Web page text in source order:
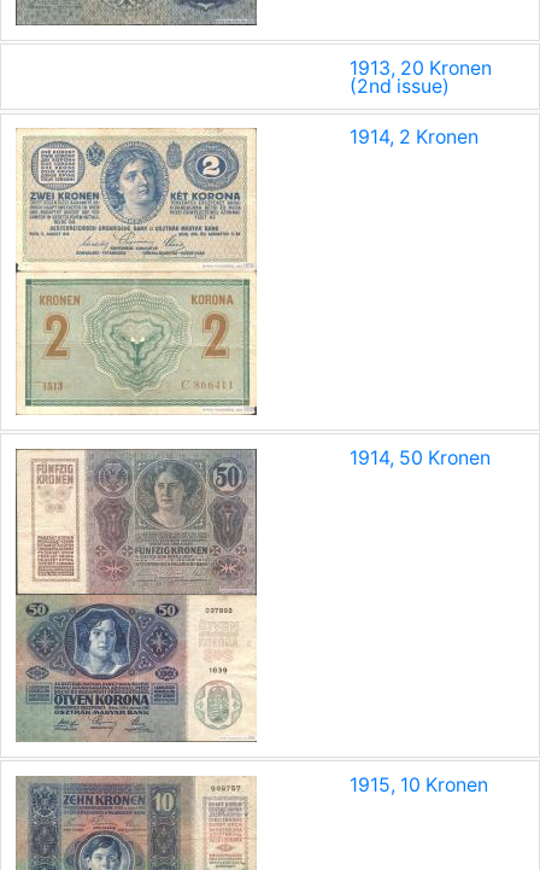
1913, 20 Kronen
(2nd issue)
1914, 2 Kronen
1914, 50 Kronen
1915, 10 Kronen